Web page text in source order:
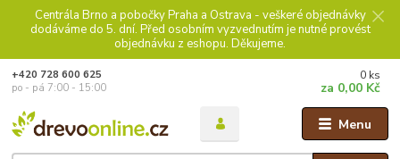
Centrála Brno a pobočky Praha a Ostrava - veškeré objednávky
dodáváme do 5. dní. Před osobním vyzvednutím je nutné provést
objednávku z eshopu. Děkujeme.
Menu
+420 728 600 625
po - pá 7:00 - 15:00
0 ks
za 0,00 Kč